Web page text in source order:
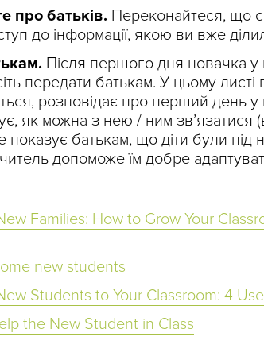
про батьків. Переконайтеся, що
до інформації, якою ви вже
Після першого дня новачка у
передати батькам. У цьому
розповідає про перший день
як можна з нею / ним зв’язатися
показує батькам, що діти були
допоможе їм добре
Families: How to Grow Your
new students
Students to Your Classroom: 4
the New Student in Class